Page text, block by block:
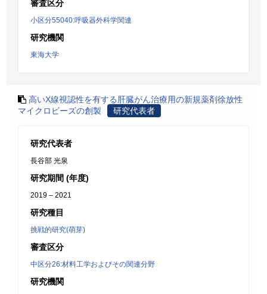
審査区分
小区分55040:呼吸器外科学関連
研究機関
東海大学
高いX線視認性を有する肝臓がん治療用の新規薬剤徐放性
マイクロビーズの創製
研究代表者
研究代表者
長谷部 光泉
研究期間 (年度)
2019 – 2021
研究種目
挑戦的研究(萌芽)
審査区分
中区分26:材料工学およびその関連分野
研究機関